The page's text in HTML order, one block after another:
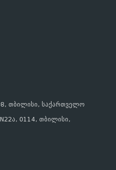
თბილისი, საქართველო
0114, თბილისი,